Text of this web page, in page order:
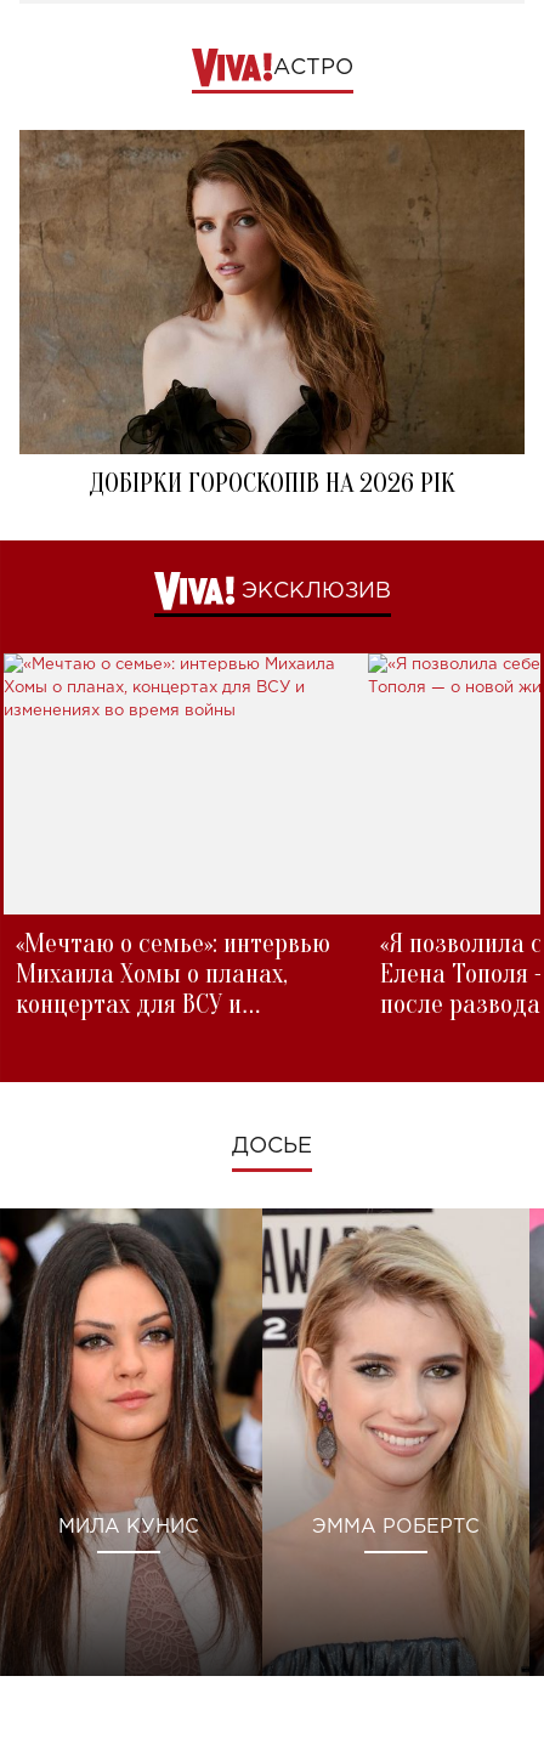
АСТРО
ДОБІРКИ ГОРОСКОПІВ НА 2026 РІК
ЭКСКЛЮЗИВ
«Мечтаю о семье»: интервью
Михаила Хомы о планах,
концертах для ВСУ и
«Я позволила
Елена Тополя
после развода
ДОСЬЕ
МИЛА КУНИС ЭММА РОБЕРТС